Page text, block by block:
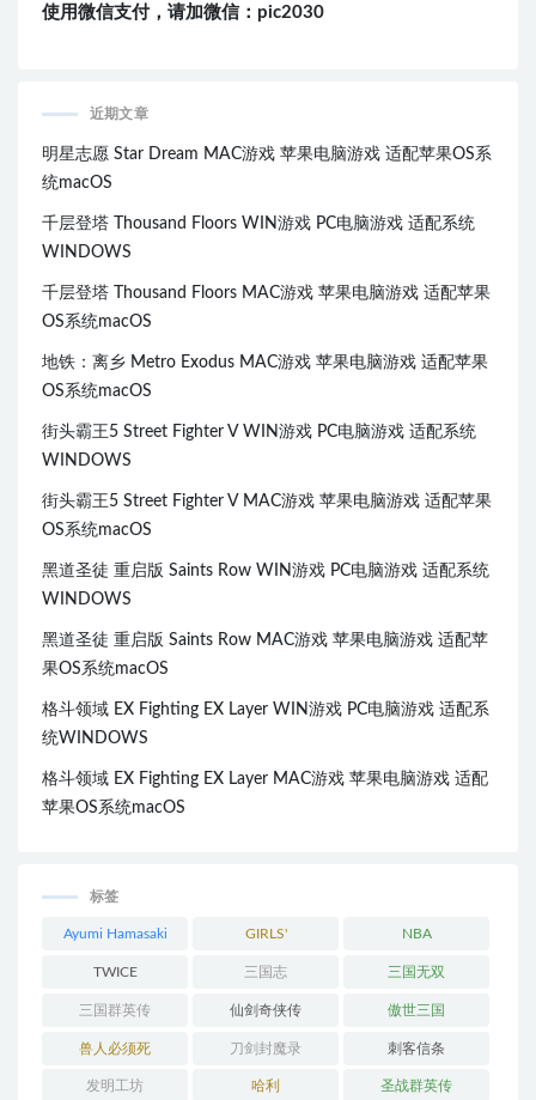
使用微信支付，请加微信：pic2030
近期文章
明星志愿 Star Dream MAC游戏 苹果电脑游戏 适配苹果OS系
统macOS
千层登塔 Thousand Floors WIN游戏 PC电脑游戏 适配系统
WINDOWS
千层登塔 Thousand Floors MAC游戏 苹果电脑游戏 适配苹果
OS系统macOS
地铁：离乡 Metro Exodus MAC游戏 苹果电脑游戏 适配苹果
OS系统macOS
街头霸王5 Street Fighter V WIN游戏 PC电脑游戏 适配系统
WINDOWS
街头霸王5 Street Fighter V MAC游戏 苹果电脑游戏 适配苹果
OS系统macOS
黑道圣徒 重启版 Saints Row WIN游戏 PC电脑游戏 适配系统
WINDOWS
黑道圣徒 重启版 Saints Row MAC游戏 苹果电脑游戏 适配苹
果OS系统macOS
格斗领域 EX Fighting EX Layer WIN游戏 PC电脑游戏 适配系
统WINDOWS
格斗领域 EX Fighting EX Layer MAC游戏 苹果电脑游戏 适配
苹果OS系统macOS
标签
Ayumi Hamasaki GIRLS'
GENERATION
NBA
TWICE 三国志 三国无双
三国群英传 仙剑奇侠传 傲世三国
兽人必须死 刀剑封魔录 刺客信条
发明工坊 哈利 圣战群英传